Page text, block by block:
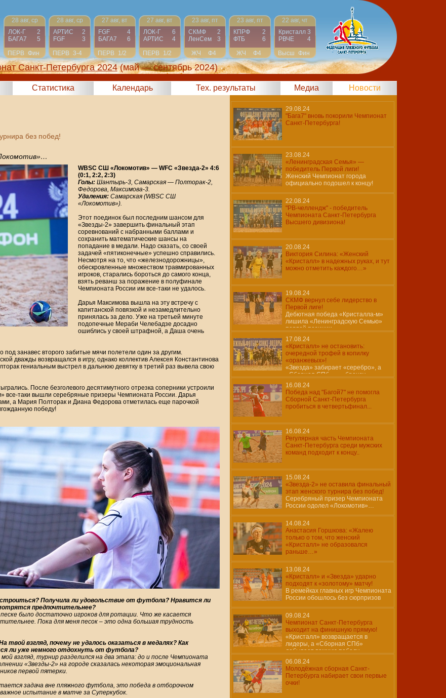
28 авг, ср
ЛОК-Г
2
БАГА7
5
ПЕРВ Фин
28 авг, ср
АРТИС
2
FGF
3
ПЕРВ 3-4
27 авг, вт
FGF
4
БАГА7
6
ПЕРВ
1/2
27 авг, вт
ЛОК-Г
6
АРТИС
4
ПЕРВ
1/2
23 авг, пт
СКМФ
2
ЛенСем
3
ЖЧ
Ф4
23 авг, пт
КПРФ
2
ФТБ
6
ЖЧ
Ф4
22 авг, чт
Кристалл 3
РВЧЕ
4
Высш Фин
Санкт-Петербурга 2024 (май — сентябрь 2024)
Статистика Календарь Тех. результаты Медиа Новости
без побед!
WBSC СШ «Локомотив» — WFC «Звезда-2» 4:6
(0:1, 2:2, 2:3)
Голы: Шантырь-3, Самарская — Полторак-2,
Федорова, Максимова-3.
Удаления: Самарская (WBSC СШ
«Локомотив»).
Этот поединок был последним шансом для
«Звезды-2» завершить финальный этап
соревнований с набранными баллами и
сохранить математические шансы на
попадание в медали. Надо сказать, со своей
задачей «пятиконечные» успешно справились.
Несмотря на то, что «железнодорожницы»,
обескровленные множеством травмированных
игроков, старались бороться до самого конца,
взять реванш за поражение в полуфинале
Чемпионата России им все-таки не удалось.
Дарья Максимова вышла на эту встречу с
капитанской повязкой и незамедлительно
принялась за дело. Уже на третьей минуте
подопечные Мераби Челебадзе досадно
ошиблись у своей штрафной, а Даша очень
под занавес второго забитые мячи полетели один за другим.
дважды возвращался в игру, однако коллектив Алексея Константинова
гениальным выстрел в дальнюю девятку в третий раз вывела свою
После безголевого десятимутного отрезка соперники устроили
все-таки вышли серебряные призеры Чемпионата России. Дарья
а Мария Полторак и Диана Федорова отметилась еще парочкой
победу!
Получила ли удовольствие от футбола? Нравится ли
предпочтительнее?
было достаточно игроков для ротации. Что же касается
Пока для меня песок – это одна большая трудность
взгляд, почему не удалось оказаться в медалях? Как
ли уже немного отдохнуть от футбола?
взгляд, турнир разделился на два этапа: до и после Чемпионата
«Звезды-2» на городе сказалась некоторая эмоциональная
первой пятерки.
задача вне пляжного футбола, это победа в отборочном
испытание в матче за Суперкубок.
29.08.24
"Бага7" вновь покорили Чемпионат
Санкт-Петербурга!
23.08.24
«Ленинградская Семья» —
победитель Первой лиги!
Женский Чемпионат города
официально подошел к концу!
22.08.24
"РВ-челлендж" - победитель
Чемпионата Санкт-Петербурга
Высшего дивизиона!
20.08.24
Виктория Силина: «Женский
«Кристалл» в надежных руках, и тут
можно отметить каждого…»
19.08.24
СКМФ вернул себе лидерство в
Первой лиге!
Дебютная победа «Кристалла-м»
лишила «Ленинградскую Семью»
первой позиции…
17.08.24
«Кристалл» не остановить:
очередной трофей в копилку
«оранжевых»!
«Звезда» забирает «серебро», а
«Сборная СПб» — «бронзу»
16.08.24
Победа над "Багой7" не помогла
Сборной Санкт-Петербурга
пробиться в четвертьфинал...
16.08.24
Регулярная часть Чемпионата
Санкт-Петербурга среди мужских
команд подходит к концу..
15.08.24
«Звезда-2» не оставила финальный
этап женского турнира без побед!
Серебряный призер Чемпионата
России одолел «Локомотив»…
14.08.24
Анастасия Горшкова: «Жалею
только о том, что женский
«Кристалл» не образовался
раньше…»
13.08.24
«Кристалл» и «Звезда» ударно
подходят к «золотому» матчу!
В ремейках главных игр Чемпионата
России обошлось без сюрпризов
09.08.24
Чемпионат Санкт-Петербурга
выходит на финишную прямую!
«Кристалл» возвращается в
лидеры, а «Сборная СПб»
добывает важную победу…
06.08.24
Молодёжная сборная Санкт-
Петербурга набирает свои первые
очки!